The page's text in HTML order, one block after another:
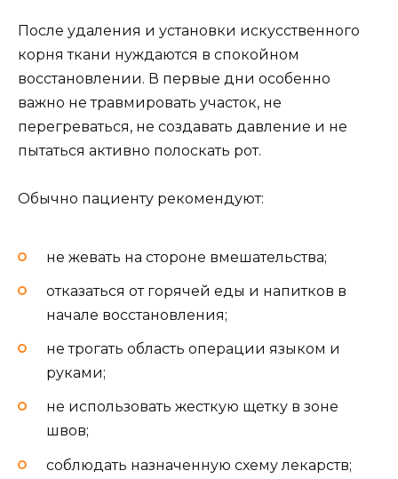
После удаления и установки искусственного
корня ткани нуждаются в спокойном
восстановлении. В первые дни особенно
важно не травмировать участок, не
перегреваться, не создавать давление и не
пытаться активно полоскать рот.
Обычно пациенту рекомендуют:
не жевать на стороне вмешательства;
отказаться от горячей еды и напитков в
начале восстановления;
не трогать область операции языком и
руками;
не использовать жесткую щетку в зоне
швов;
соблюдать назначенную схему лекарств;